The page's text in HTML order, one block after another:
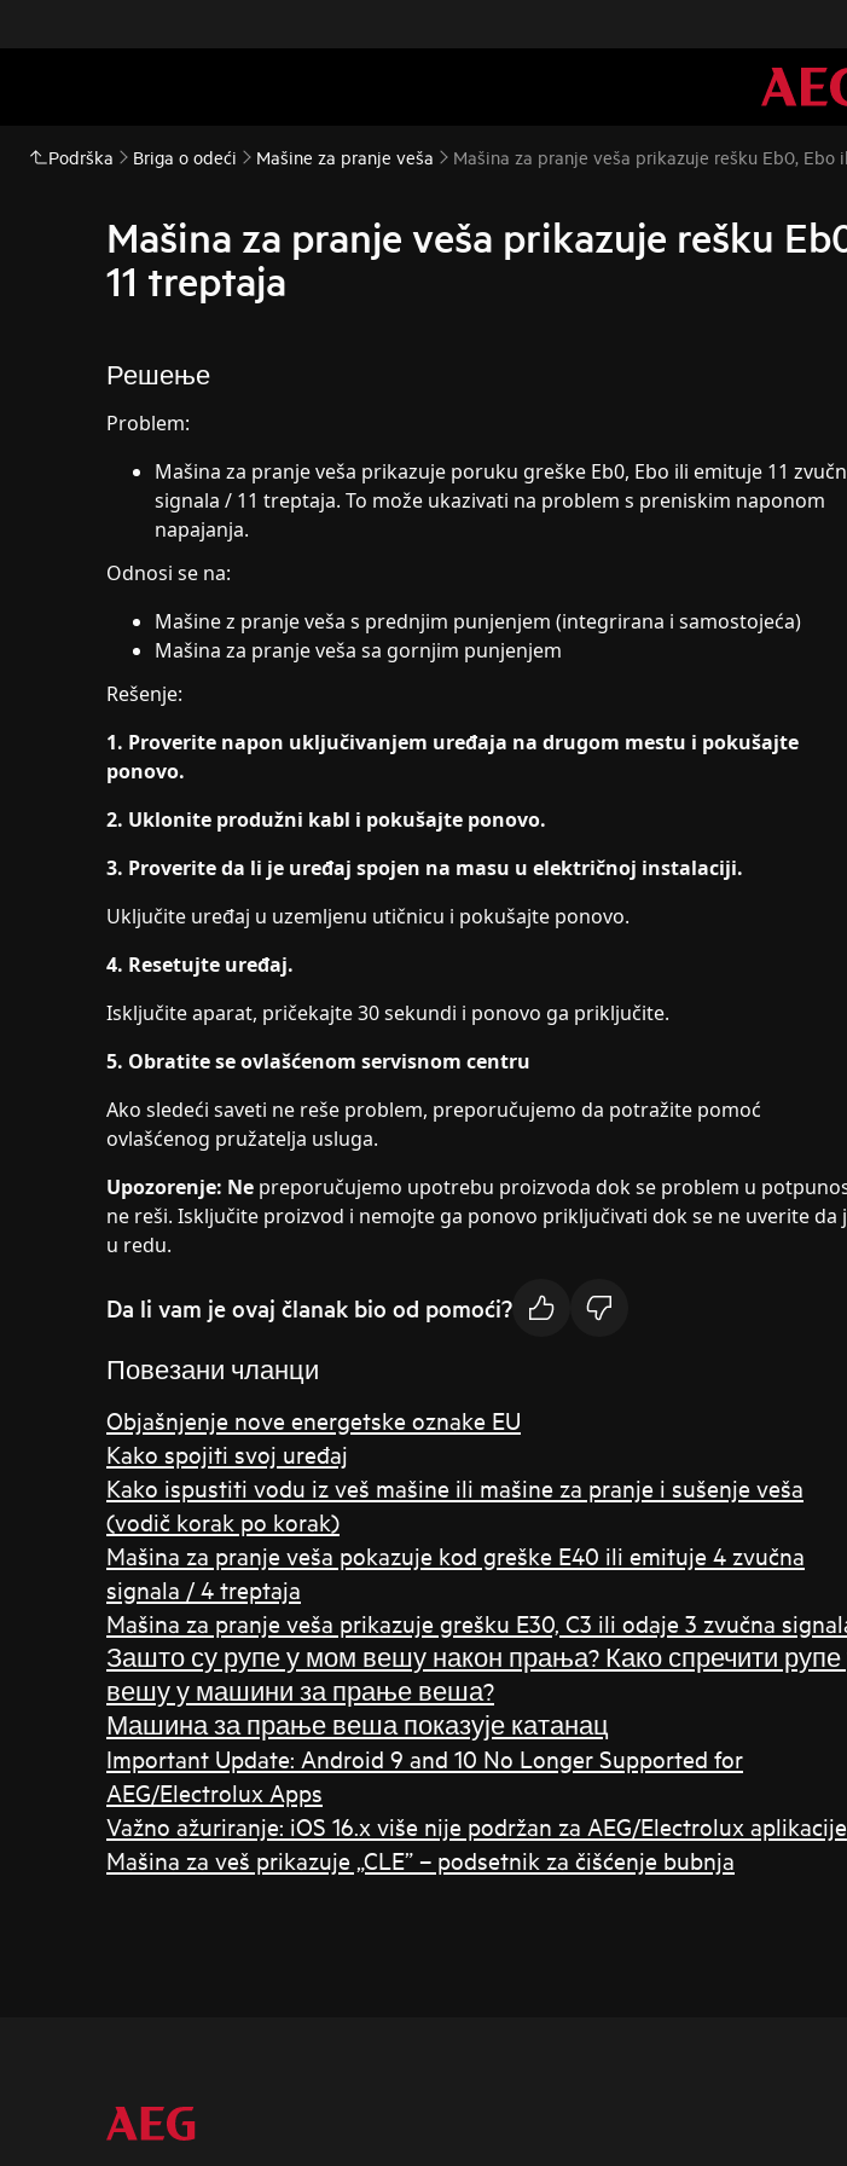
Podrška Briga o odeći Mašine za pranje veša Mašina za pranje veša prikazuje rešku Eb0, Ebo
Mašina za pranje veša prikazuje rešku
11 treptaja
Решење
Problem:
Mašina za pranje veša prikazuje poruku greške Eb0, Ebo ili emituje 11
signala / 11 treptaja. To može ukazivati na problem s preniskim naponom
napajanja.
Odnosi se na:
Mašine z pranje veša s prednjim punjenjem (integrirana i samostojeća)
Mašina za pranje veša sa gornjim punjenjem
Rešenje:
1. Proverite napon uključivanjem uređaja na drugom mestu i pokušajte
ponovo.
2. Uklonite produžni kabl i pokušajte ponovo.
3. Proverite da li je uređaj spojen na masu u električnoj instalaciji.
Uključite uređaj u uzemljenu utičnicu i pokušajte ponovo.
4. Resetujte uređaj.
Isključite aparat, pričekajte 30 sekundi i ponovo ga priključite.
5. Obratite se ovlašćenom servisnom centru
Ako sledeći saveti ne reše problem, preporučujemo da potražite pomoć
ovlašćenog pružatelja usluga.
Upozorenje: Ne preporučujemo upotrebu proizvoda dok se problem u
ne reši. Isključite proizvod i nemojte ga ponovo priključivati dok se ne uverite da
u redu.
Da li vam je ovaj članak bio od pomoći?
Повезани чланци
Objašnjenje nove energetske oznake EU
Kako spojiti svoj uređaj
Kako ispustiti vodu iz veš mašine ili mašine za pranje i sušenje veša
(vodič korak po korak)
Mašina za pranje veša pokazuje kod greške E40 ili emituje 4 zvučna
signala / 4 treptaja
Mašina za pranje veša prikazuje grešku E30, C3 ili odaje 3 zvučna
Зашто су рупе у мом вешу након прања? Како спречити рупе
вешу у машини за прање веша?
Машина за прање веша показује катанац
Important Update: Android 9 and 10 No Longer Supported for
AEG/Electrolux Apps
Važno ažuriranje: iOS 16.x više nije podržan za AEG/Electrolux aplikacije
Mašina za veš prikazuje „CLE” – podsetnik za čišćenje bubnja